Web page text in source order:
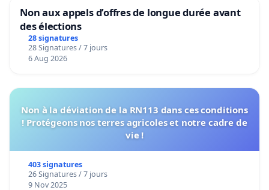
Non aux appels d’offres de longue durée avant
des élections
28 signatures
28 Signatures / 7 jours
6 Aug 2026
Non à la déviation de la RN113 dans ces conditions
! Protégeons nos terres agricoles et notre cadre de
vie !
403 signatures
26 Signatures / 7 jours
9 Nov 2025